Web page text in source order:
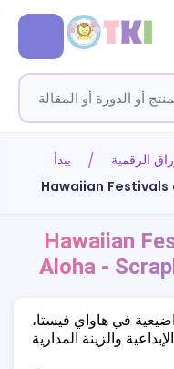
يبدأ
الرقمية
Hawaiian
Hawaiian
Aloha -
في هاواي فيستا،